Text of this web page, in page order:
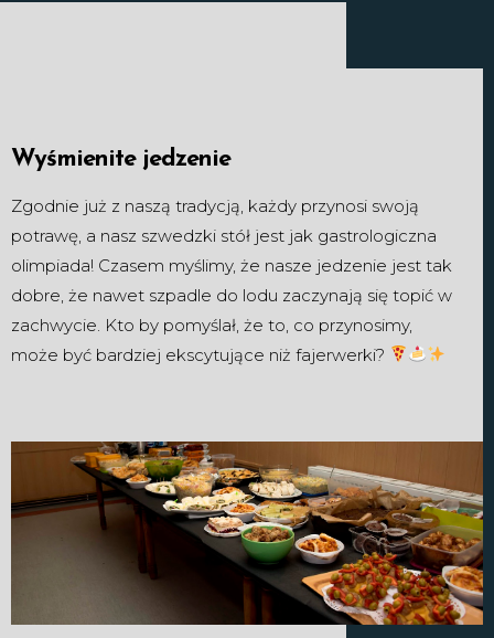
Wyśmienite jedzenie
Zgodnie już z naszą tradycją, każdy przynosi swoją
potrawę, a nasz szwedzki stół jest jak gastrologiczna
olimpiada! Czasem myślimy, że nasze jedzenie jest tak
dobre, że nawet szpadle do lodu zaczynają się topić w
zachwycie. Kto by pomyślał, że to, co przynosimy,
może być bardziej ekscytujące niż fajerwerki?